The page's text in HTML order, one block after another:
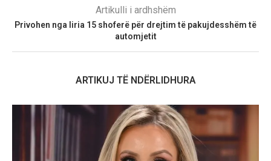
Artikulli i ardhshëm
Privohen nga liria 15 shoferë për drejtim të pakujdesshëm të
automjetit
ARTIKUJ TË NDËRLIDHURA